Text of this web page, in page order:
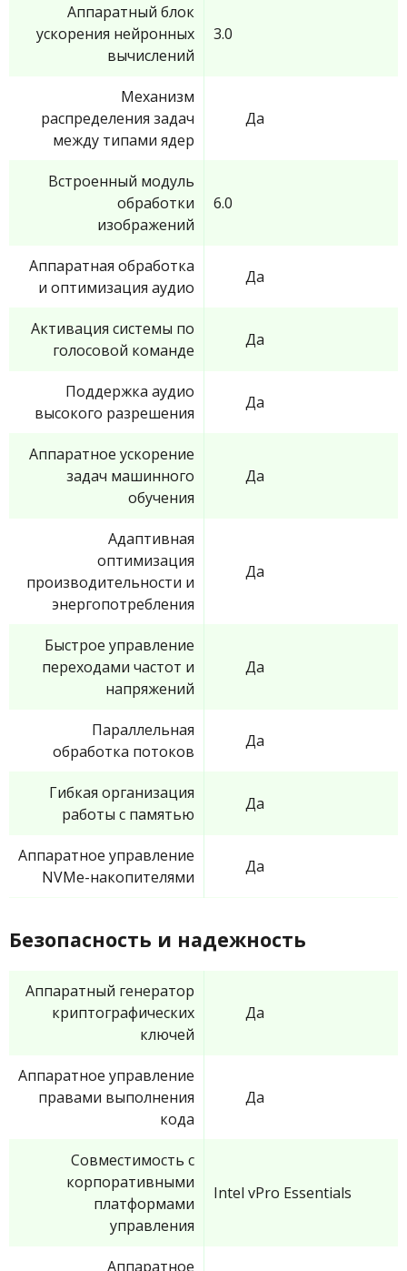
Аппаратный блок
ускорения нейронных
вычислений
3.0
Механизм
распределения задач
между типами ядер
Да
Встроенный модуль
обработки
изображений
6.0
Аппаратная обработка
и оптимизация аудио
Да
Активация системы по
голосовой команде
Да
Поддержка аудио
высокого разрешения
Да
Аппаратное ускорение
задач машинного
обучения
Да
Адаптивная
оптимизация
производительности и
энергопотребления
Да
Быстрое управление
переходами частот и
напряжений
Да
Параллельная
обработка потоков
Да
Гибкая организация
работы с памятью
Да
Аппаратное управление
NVMe-накопителями
Да
Безопасность и надежность
Аппаратный генератор
криптографических
ключей
Да
Аппаратное управление
правами выполнения
кода
Да
Совместимость с
корпоративными
платформами
управления
Intel vPro Essentials
Аппаратное